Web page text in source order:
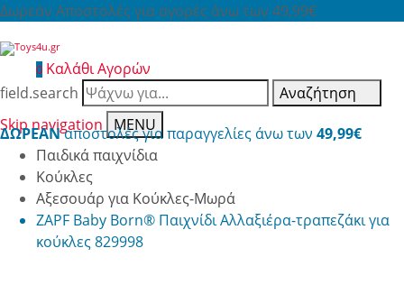
Δωρεάν Αποστολές για αγορές άνω των 49,99€
0 Καλάθι Αγορών
field.search
Αναζήτηση
Skip navigation
MENU
ΔΩΡΕΑΝαποστολές για παραγγελίες άνω των 49,99€
Παιδικά παιχνίδια
Κούκλες
Αξεσουάρ για Κούκλες-Μωρά
ZAPF Baby Born® Παιχνίδι Αλλαξιέρα-τραπεζάκι για
κούκλες 829998